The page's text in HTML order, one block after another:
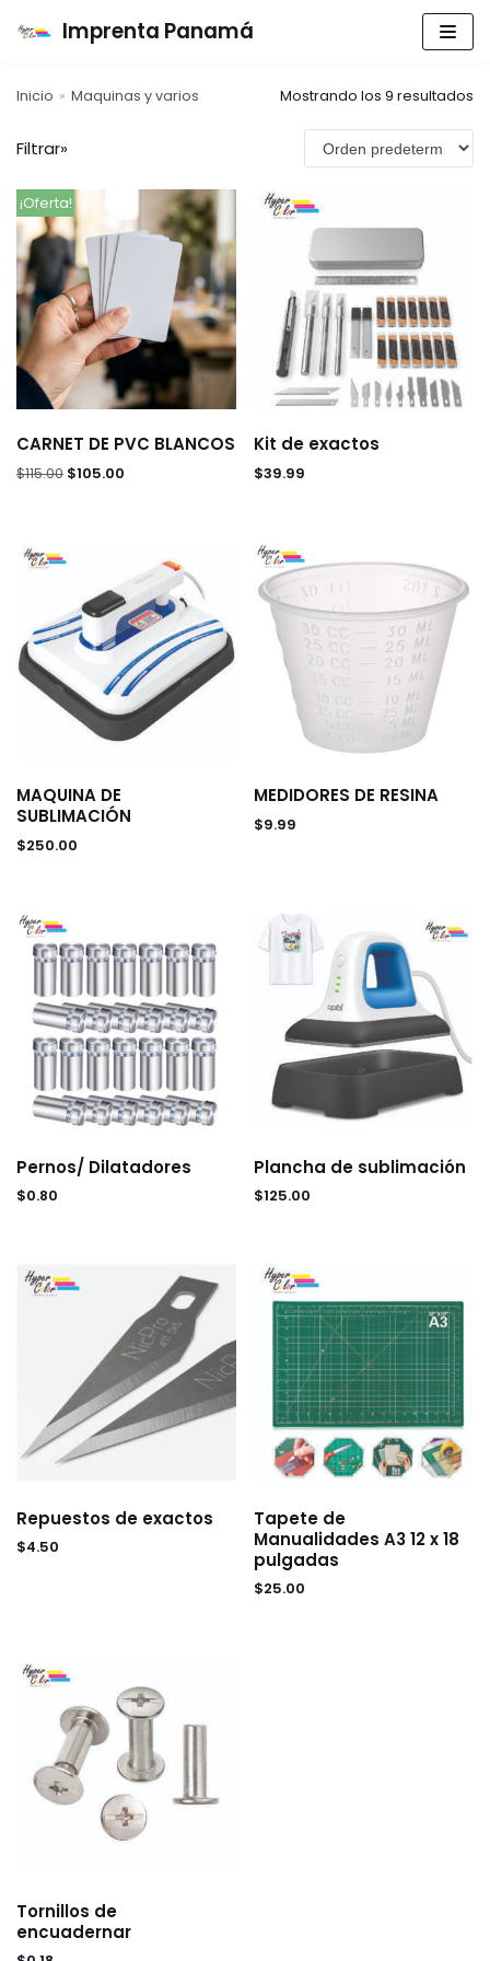
contenido
Imprenta Panamá
Inicio » Maquinas y varios Mostrando los 9 resultados
Filtrar»
¡Oferta!
CARNET DE PVC BLANCOS
$115.00 $105.00
Kit de exactos
$39.99
MAQUINA DE
SUBLIMACIÓN
$250.00
MEDIDORES DE RESINA
$9.99
Pernos/ Dilatadores
$0.80
Plancha de sublimación
$125.00
Repuestos de exactos
$4.50
Tapete de
Manualidades A3 12 x 18
pulgadas
$25.00
Tornillos de
encuadernar
Archivos
marzo 2026
febrero 2026
enero 2020
Categorías
Señalizaciones
SEÑALIZACIONES
Sin categoría
Meta
Registro
Acceder
Feed de entradas
Feed de comentarios
WordPress.org